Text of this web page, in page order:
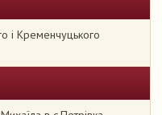
і Кременчуцького